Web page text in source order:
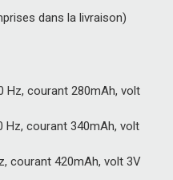
dans la livraison)
Hz, courant 280mAh, volt
Hz, courant 340mAh, volt
courant 420mAh, volt 3V